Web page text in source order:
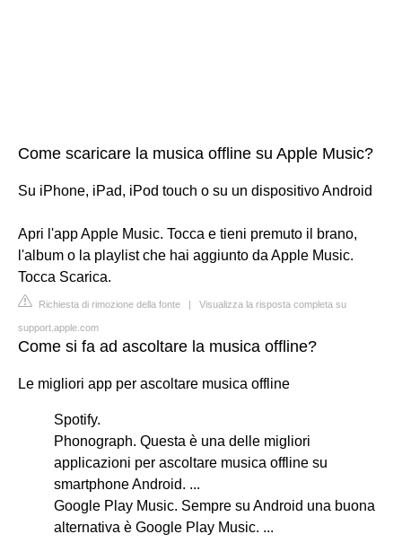
Come scaricare la musica offline su Apple Music?
Su iPhone, iPad, iPod touch o su un dispositivo Android
Apri l'app Apple Music. Tocca e tieni premuto il brano,
l'album o la playlist che hai aggiunto da Apple Music.
Tocca Scarica.
Richiesta di rimozione della fonte | Visualizza la risposta completa su
support.apple.com
Come si fa ad ascoltare la musica offline?
Le migliori app per ascoltare musica offline
Spotify.
Phonograph. Questa è una delle migliori
applicazioni per ascoltare musica offline su
smartphone Android. ...
Google Play Music. Sempre su Android una buona
alternativa è Google Play Music. ...